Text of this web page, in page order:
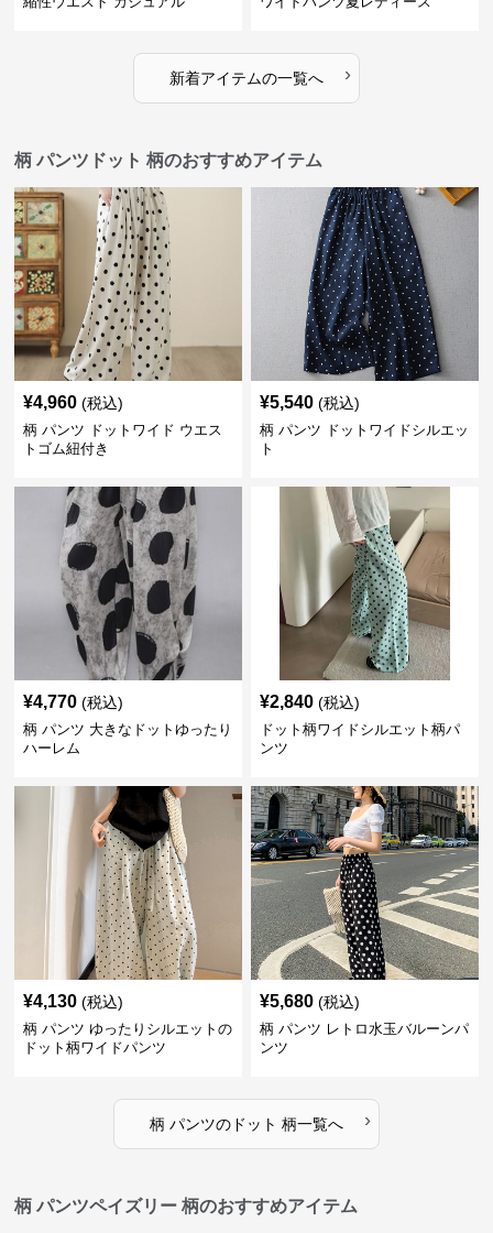
新着アイテムの一覧へ ›
柄 パンツドット 柄のおすすめアイテム
¥4,960 (税込)
柄 パンツ ドットワイド ウエス
トゴム紐付き
¥5,540 (税込)
柄 パンツ ドットワイドシルエッ
ト
¥4,770 (税込)
柄 パンツ 大きなドットゆったり
ハーレム
¥2,840 (税込)
ドット柄ワイドシルエット柄パ
ンツ
¥4,130 (税込)
柄 パンツ ゆったりシルエットの
ドット柄ワイドパンツ
¥5,680 (税込)
柄 パンツ レトロ水玉バルーンパ
ンツ
柄 パンツのドット 柄一覧へ ›
柄 パンツペイズリー 柄のおすすめアイテム